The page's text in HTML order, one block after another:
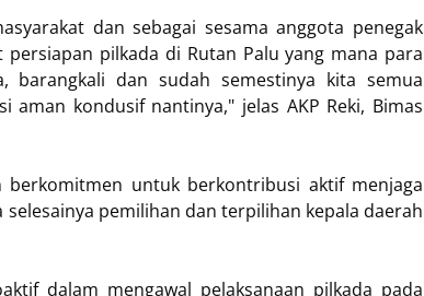
dan sebagai sesama anggota penegak
pilkada di Rutan Palu yang mana para
dan sudah semestinya kita semua
aman kondusif nantinya," jelas AKP Reki, Bimas
berkomitmen untuk berkontribusi aktif menjaga
pemilihan dan terpilihan kepala daerah
dalam mengawal pelaksanaan pilkada pada